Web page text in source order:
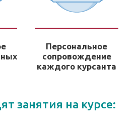
Персональное
сопровождение
каждого курсанта
занятия на курсе: